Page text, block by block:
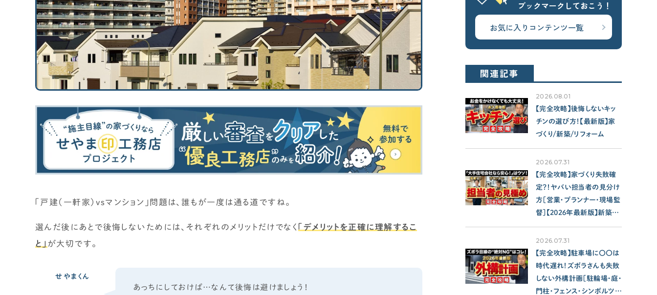
災害（地震/水災）に強い家にしたい
エアコン計画・湿度管理を学びたい
工務店・HM選び
「工務店・HMの選び方」を学びたい
“ヤバい工務店・HM”を見抜きたい
土地探し
土地探しの方法・コツを知りたい
間取り
間取りの基本知識・ツボを知りたい
間取り実例（せやまどり）
契約後の注意点
仕様決め（外観/内装）の注意点を知りたい
「施主検査」の確認事項を知りたい
外構工事について知りたい
住宅業界の時事ネタ
住宅業界の裏話
太陽光パネル 一階完結型
アルミ樹脂複合サッシ
CONTENTS
コンテンツから探す
記事で学ぶ
動画で学ぶ
Q&Aで学ぶ
SUPPORT
サポート
せやま印工務店プロジェクト
OTHER
せやまのきもち
「戸建（一軒家）vsマンション」問題は、誰もが一度 は通る道ですね。
選んだ後にあとで後悔しないためには、それぞれのメリットだけでなく
「デメリットを正確に理解するこ
と」 が大切です。
あっちにしておけば…なんて後悔は避けましょう！
せやまくん
ブックマークしておこう！
お気に入りコンテンツ一覧
関連記事
2026.08.01
【完全攻略】後悔しないキッ
チンの選び方！【最新版】家
づくり/新築/リフォーム
2026.07.31
【完全攻略】家づくり失敗確
定？！ヤバい担当者の見分け
方［営業・プランナー・現場監
督］【2026年最新版】新築/
注文住宅
2026.07.31
【完全攻略】駐車場に〇〇は
時代遅れ！ズボラさんも失敗
しない外構計画［駐輪場・庭・
門柱・フェンス・シンボルツリ